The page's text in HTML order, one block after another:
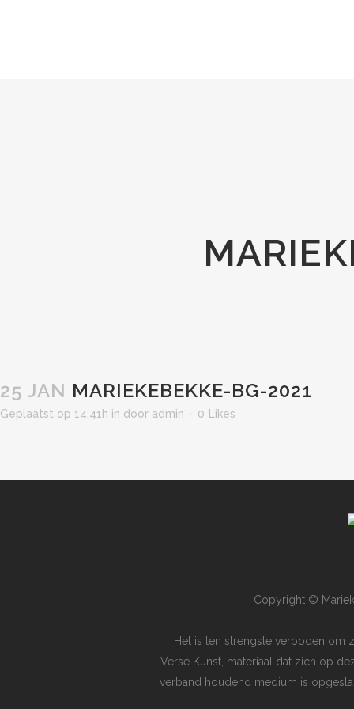
25 JAN MARIEKEBEKKE-BG-2021
Geplaatst op 14:41h in door admin 0 Likes
Copyright ©
Het is ten strengste verboden om
Verse Kunst, materiaal dat zich op
verband houdend medium is